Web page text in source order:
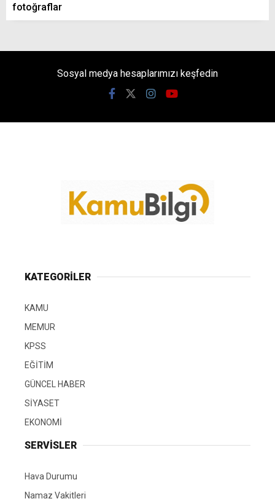
fotoğraflar
Sosyal medya hesaplarımızı keşfedin
KATEGORİLER
KAMU
MEMUR
KPSS
EĞİTİM
GÜNCEL HABER
SİYASET
EKONOMİ
SERVİSLER
Hava Durumu
Namaz Vakitleri